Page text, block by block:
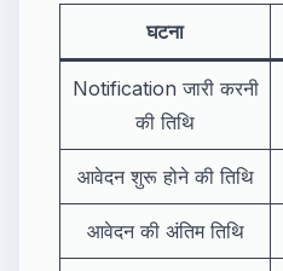
घटना
Notification जारी करनी
की तिथि
आवेदन शुरू होने की तिथि
आवेदन की अंतिम तिथि